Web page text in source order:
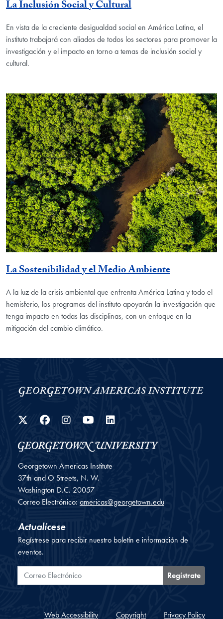
La Inclusión Social y Cultural
En vista de la creciente desigualdad social en América Latina, el
instituto trabajará con aliados de todos los sectores para promover la
investigación y el impacto en torno a temas de inclusión social y
cultural.
La Sostenibilidad y el Medio Ambiente
A la luz de la crisis ambiental que enfrenta América Latina y todo el
hemisferio, los programas del instituto apoyarán la investigación que
tenga impacto en todas las disciplinas, con un enfoque en la
mitigación del cambio climático.
Twitter
Facebook
Instagram
YouTube
Georgetown Americas Institute
37th and O Streets, N. W.
Washington D.C. 20057
Correo Electrónico: americas@georgetown.edu
Actualícese
Regístrese para recibir nuestro boletín e información de
eventos.
Correo Electrónico
Regístrate
Web Accessibility Copyright Privacy Policy